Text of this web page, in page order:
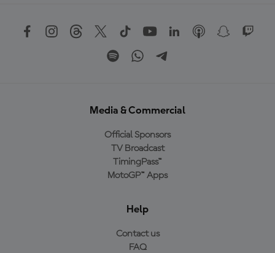
Media & Commercial
Official Sponsors
TV Broadcast
TimingPass™
MotoGP™ Apps
Help
Contact us
FAQ